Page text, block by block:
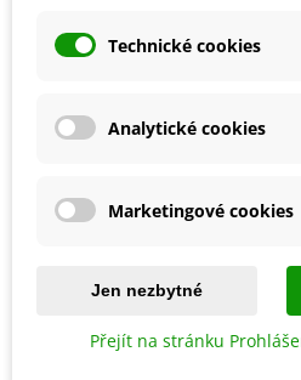
SOUVISEJÍCÍ PRODUKTY
Technické cookies
Analytické cookies
Marketingové cookies
Jen nezbytné
Přejít na stránku